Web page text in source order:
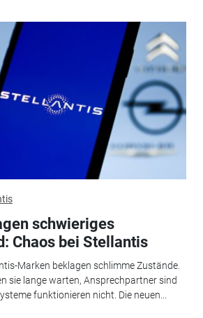
schwieriges
Chaos bei Stellantis
Marken beklagen schlimme Zustände.
sie lange warten, Ansprechpartner sind
funktionieren nicht. Die neuen...